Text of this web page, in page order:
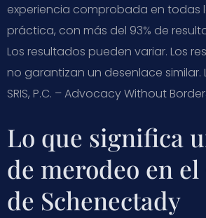
experiencia comprobada en todas
práctica, con más del 93% de
Los resultados pueden variar. Los
no garantizan un desenlace similar.
SRIS, P.C. – Advocacy Without
Lo que significa
de merodeo en
de Schenectady